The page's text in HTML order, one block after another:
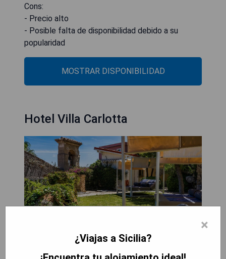
Cons:
- Precio alto
- Posible falta de disponibilidad debido a su
popularidad
MOSTRAR DISPONIBILIDAD
Hotel Villa Carlotta
×
¿Viajas a Sicilia?